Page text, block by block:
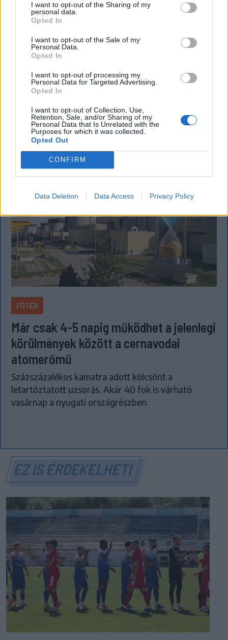
I want to opt-out of the Sharing of my
personal data.
Opted In
I want to opt-out of the Sale of my
Personal Data.
Opted In
I want to opt-out of processing my
Personal Data for Targeted Advertising.
Opted In
I want to opt-out of Collection, Use,
Retention, Sale, and/or Sharing of my
Personal Data that Is Unrelated with the
Purposes for which it was collected.
Opted Out
CONFIRM
Data Deletion Data Access Privacy Policy
KRÓNIKA
Majka életveszélyes fenyegetés miatt
lemondta erdélyi koncertjét
Majka életveszélyes fenyegetést kapott, és emiatt
lemondta a sepsiszentgyörgyi SIC Fesztre tervezett
koncertjét. Majka ezt szerdán a Facebook-oldalán
jelentette be.
FŐTÉR
Már csak 4-5 napig működhet a jelenlegi
körülmények között a cernavodai
atomerőmű
Százszázalékos kamatra adott kölcsönt a
letartóztatott uzsorás. Akár 40 fok is várható
vasárnap a nyugati országrészben.
EZ IS ÉRDEKELHETI